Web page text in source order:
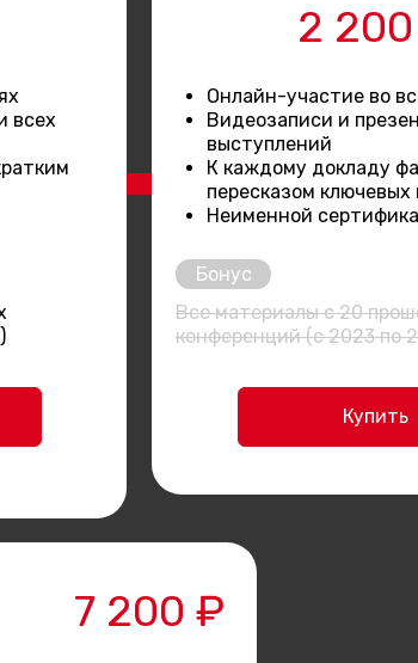
Купить
Все материалы с 20
конференций (с 2023 по
Бонус
Онлайн-участие во
Видеозаписи и
выступлений
К каждому докладу
пересказом ключевых
Неименной
2
всех
7 200 ₽